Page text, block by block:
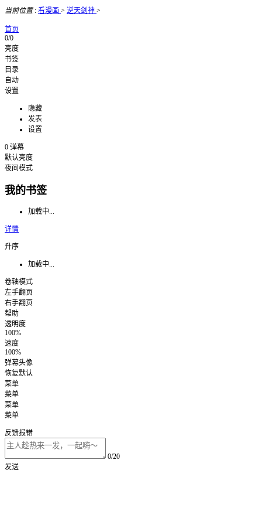
当前位置: 看漫画 > 逆天剑神 >
首页
0/0
亮度
书签
目录
自动
设置
隐藏
发表
设置
0 弹幕
默认亮度
夜间模式
我的书签
加载中...
详情
升序
加载中...
卷轴模式
左手翻页
右手翻页
帮助
透明度
100%
速度
100%
弹幕头像
恢复默认
菜单
菜单
菜单
菜单
反馈报错
0/20
发送